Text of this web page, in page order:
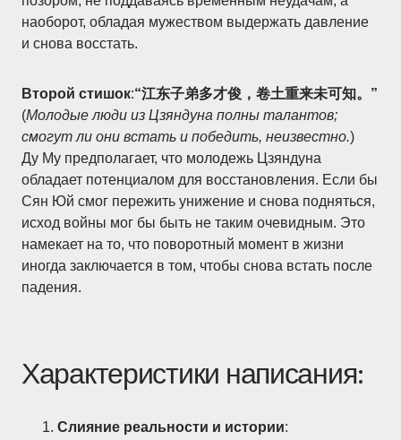
наоборот, обладая мужеством выдержать давление
и снова восстать.
Второй стишок:“江东子弟多才俊，卷土重来未可知。”
(Молодые люди из Цзяндуна полны талантов;
смогут ли они встать и победить, неизвестно.)
Ду Му предполагает, что молодежь Цзяндуна
обладает потенциалом для восстановления. Если бы
Сян Юй смог пережить унижение и снова подняться,
исход войны мог бы быть не таким очевидным. Это
намекает на то, что поворотный момент в жизни
иногда заключается в том, чтобы снова встать после
падения.
Характеристики написания:
Слияние реальности и истории: